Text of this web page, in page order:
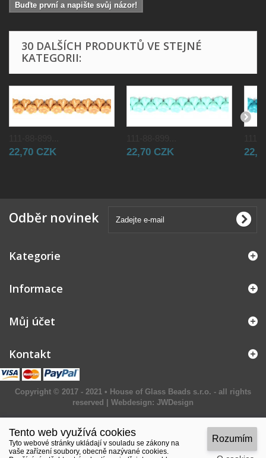
Buďte první a napište svůj názor!
30 DALŠÍCH PRODUKTŮ VE STEJNÉ
KATEGORII:
22,70 CZK 22,70 CZK
Odběr novinek
Kategorie
Informace
Můj účet
Kontakt
Copyright © 2017 - 2021 • House of Glass Beads s.r.o. - all rights
reserved | Webdesign: JWDesign
Tento web využívá cookies
Tyto webové stránky ukládají v souladu se zákony na
vaše zařízení soubory, obecně nazývané cookies.
Rozumím